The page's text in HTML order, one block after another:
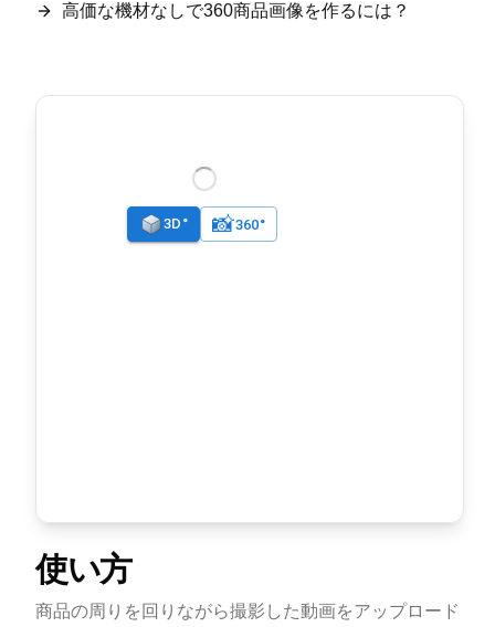
高価な機材なしで360商品画像を作るには？
使い方
商品の周りを回りながら撮影した動画をアップロード